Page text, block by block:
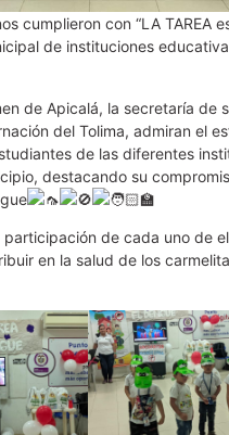
cumplieron con “LA TAREA
de instituciones
de Apicalá, la secretaría de
del Tolima, admiran el
de las diferentes
destacando su
participación de cada uno de
en la salud de los